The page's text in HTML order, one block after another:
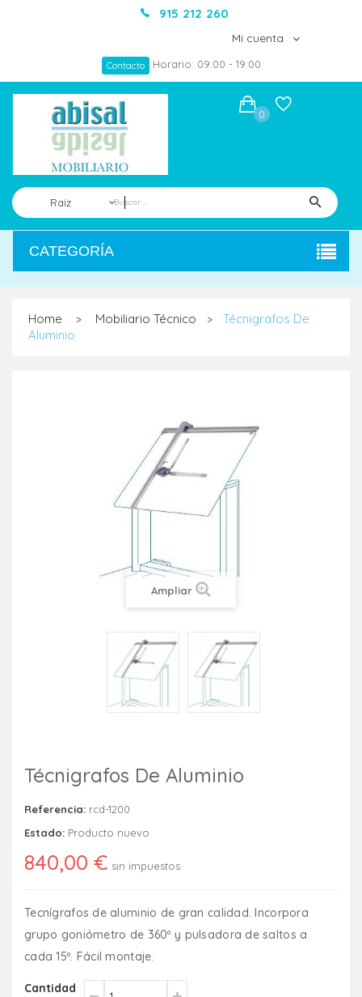
915 212 260
Mi cuenta
Contacto Horario: 09:00 - 19:00
Raíz
0
CATEGORÍA
Home > Mobiliario Técnico >
Técnigrafos De
Aluminio
Ampliar
Técnigrafos De Aluminio
Referencia: rcd-1200
Estado: Producto nuevo
840,00 € sin impuestos
Tecnígrafos de aluminio de gran calidad. Incorpora
grupo goniómetro de 360º y pulsadora de saltos a
cada 15º. Fácil montaje.
Cantidad